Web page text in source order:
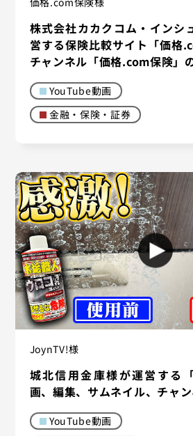
株式会社カカクコム・インシ
営する保険比較サイト「価格
チャンネル「価格.com保険」
YouTube動画
金融・保険・証券
JoynTV!様
城北信用金庫様が運営する
画、編集、サムネイル、チャ
YouTube動画